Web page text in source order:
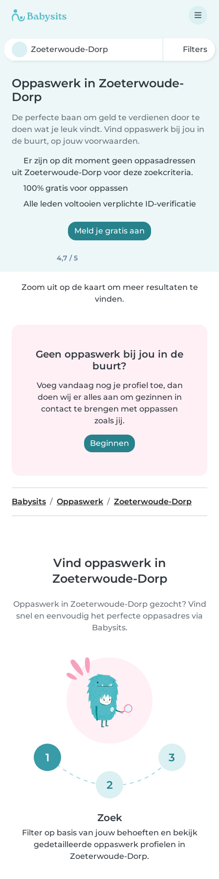
Filters
Oppaswerk in Zoeterwoude-
Dorp
De perfecte baan om geld te verdienen door te
doen wat je leuk vindt. Vind oppaswerk bij jou in
de buurt, op jouw voorwaarden.
Er zijn op dit moment geen oppasadressen
uit Zoeterwoude-Dorp voor deze zoekcriteria.
100% gratis voor oppassen
Alle leden voltooien verplichte ID-verificatie
Meld je gratis aan
4,7 / 5
Zoom uit op de kaart om meer resultaten te
vinden.
Geen oppaswerk bij jou in de
buurt?
Voeg vandaag nog je profiel toe, dan
doen wij er alles aan om gezinnen in
contact te brengen met oppassen
zoals jij.
Beginnen
Babysits Oppaswerk Zoeterwoude-Dorp
Vind oppaswerk in
Zoeterwoude-Dorp
Oppaswerk in Zoeterwoude-Dorp gezocht? Vind
snel en eenvoudig het perfecte oppasadres via
Babysits.
1
2
3
Zoek
Filter op basis van jouw behoeften en bekijk
gedetailleerde oppaswerk profielen in
Zoeterwoude-Dorp.